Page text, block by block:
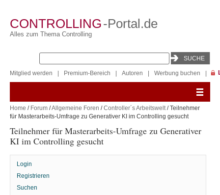
CONTROLLING-Portal.de
Alles zum Thema Controlling
Mitglied werden Premium-Bereich Autoren Werbung buchen
Home / Forum /Allgemeine Foren /Controller´s Arbeitswelt/ Teilnehmer
für Masterarbeits-Umfrage zu Generativer KI im Controlling gesucht
Teilnehmer für Masterarbeits-Umfrage zu Generativer
KI im Controlling gesucht
Login
Registrieren
Suchen